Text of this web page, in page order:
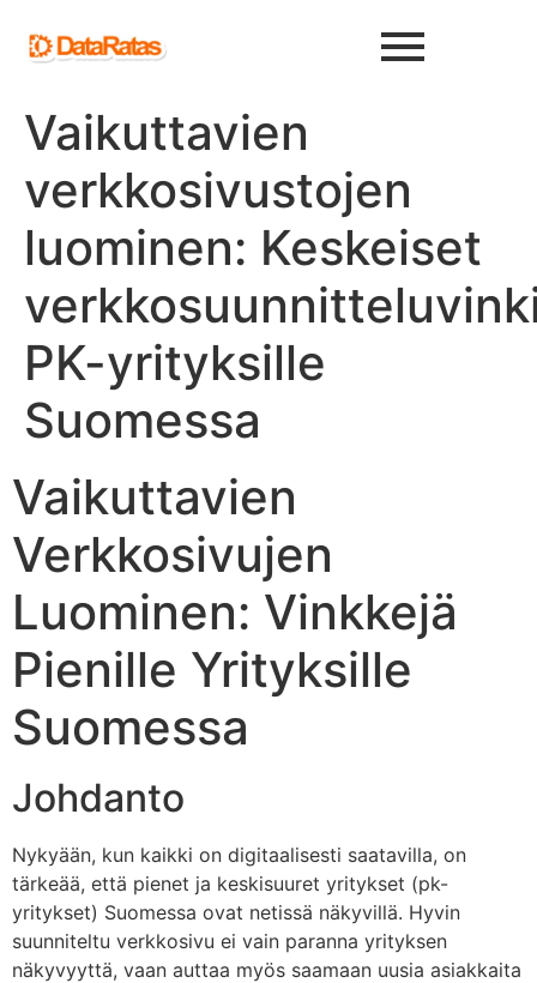
Vaikuttavien
verkkosivustojen
luominen: Keskeiset
PK-yrityksille
Suomessa
Vaikuttavien
Verkkosivujen
Luominen: Vinkkejä
Pienille Yrityksille
Suomessa
Johdanto
Nykyään, kun kaikki on digitaalisesti saatavilla, on
tärkeää, että pienet ja keskisuuret yritykset (pk-
yritykset) Suomessa ovat netissä näkyvillä. Hyvin
suunniteltu verkkosivu ei vain paranna yrityksen
näkyvyyttä, vaan auttaa myös saamaan uusia asiakkaita